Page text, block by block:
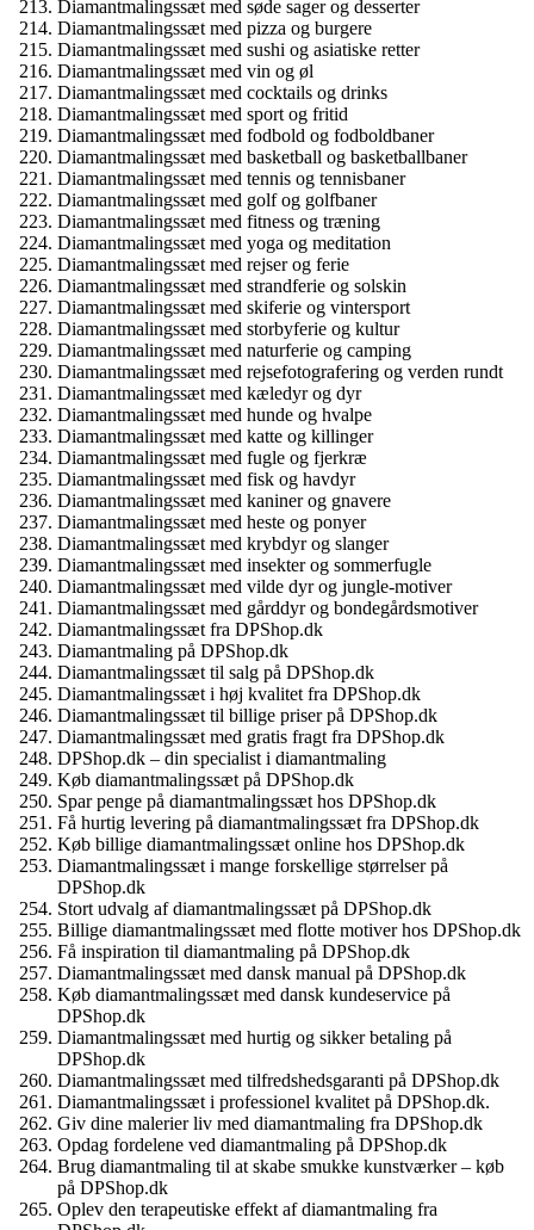
Diamantmalingssæt med søde sager og desserter
Diamantmalingssæt med pizza og burgere
Diamantmalingssæt med sushi og asiatiske retter
Diamantmalingssæt med vin og øl
Diamantmalingssæt med cocktails og drinks
Diamantmalingssæt med sport og fritid
Diamantmalingssæt med fodbold og fodboldbaner
Diamantmalingssæt med basketball og basketballbaner
Diamantmalingssæt med tennis og tennisbaner
Diamantmalingssæt med golf og golfbaner
Diamantmalingssæt med fitness og træning
Diamantmalingssæt med yoga og meditation
Diamantmalingssæt med rejser og ferie
Diamantmalingssæt med strandferie og solskin
Diamantmalingssæt med skiferie og vintersport
Diamantmalingssæt med storbyferie og kultur
Diamantmalingssæt med naturferie og camping
Diamantmalingssæt med rejsefotografering og verden rundt
Diamantmalingssæt med kæledyr og dyr
Diamantmalingssæt med hunde og hvalpe
Diamantmalingssæt med katte og killinger
Diamantmalingssæt med fugle og fjerkræ
Diamantmalingssæt med fisk og havdyr
Diamantmalingssæt med kaniner og gnavere
Diamantmalingssæt med heste og ponyer
Diamantmalingssæt med krybdyr og slanger
Diamantmalingssæt med insekter og sommerfugle
Diamantmalingssæt med vilde dyr og jungle-motiver
Diamantmalingssæt med gårddyr og bondegårdsmotiver
Diamantmalingssæt fra DPShop.dk
Diamantmaling på DPShop.dk
Diamantmalingssæt til salg på DPShop.dk
Diamantmalingssæt i høj kvalitet fra DPShop.dk
Diamantmalingssæt til billige priser på DPShop.dk
Diamantmalingssæt med gratis fragt fra DPShop.dk
DPShop.dk – din specialist i diamantmaling
Køb diamantmalingssæt på DPShop.dk
Spar penge på diamantmalingssæt hos DPShop.dk
Få hurtig levering på diamantmalingssæt fra DPShop.dk
Køb billige diamantmalingssæt online hos DPShop.dk
Diamantmalingssæt i mange forskellige størrelser på
DPShop.dk
Stort udvalg af diamantmalingssæt på DPShop.dk
Billige diamantmalingssæt med flotte motiver hos DPShop.dk
Få inspiration til diamantmaling på DPShop.dk
Diamantmalingssæt med dansk manual på DPShop.dk
Køb diamantmalingssæt med dansk kundeservice på
DPShop.dk
Diamantmalingssæt med hurtig og sikker betaling på
DPShop.dk
Diamantmalingssæt med tilfredshedsgaranti på DPShop.dk
Diamantmalingssæt i professionel kvalitet på DPShop.dk.
Giv dine malerier liv med diamantmaling fra DPShop.dk
Opdag fordelene ved diamantmaling på DPShop.dk
Brug diamantmaling til at skabe smukke kunstværker – køb
på DPShop.dk
Oplev den terapeutiske effekt af diamantmaling fra